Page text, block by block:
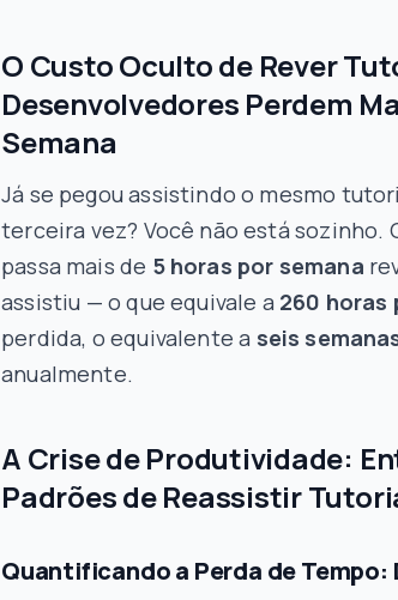
O Custo Oculto de Rever
Desenvolvedores Perdem
Semana
Já se pegou assistindo o mesmo
terceira vez? Você não está sozinho.
passa mais de 5 horas por semana
assistiu — o que equivale a 260 horas
perdida, o equivalente a seis
anualmente.
A Crise de Produtividade:
Padrões de Reassistir
Quantificando a Perda de